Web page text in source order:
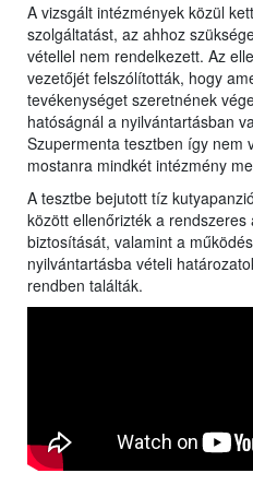
A vizsgált intézmények közül
szolgáltatást, az ahhoz
vétellel nem rendelkezett. Az
vezetőjét felszólították, hogy
tevékenységet szeretnének
hatóságnál a nyilvántartásban
Szupermenta tesztben így nem
mostanra mindkét intézmény
A tesztbe bejutott tíz
között ellenőrizték a
biztosítását, valamint a
nyilvántartásba vételi
rendben találták.